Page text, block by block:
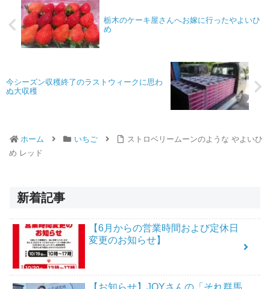
栃木のケーキ屋さんへお嫁に行ったやよいひ
め
今シーズン収穫終了のラストウィークに思わ
ぬ大収穫
ホーム いちご
ストロベリームーンのような やよいひ
め レッド
新着記事
【6月からの営業時間および定休日
変更のお知らせ】
【お知らせ】JOYさんの「それ群馬